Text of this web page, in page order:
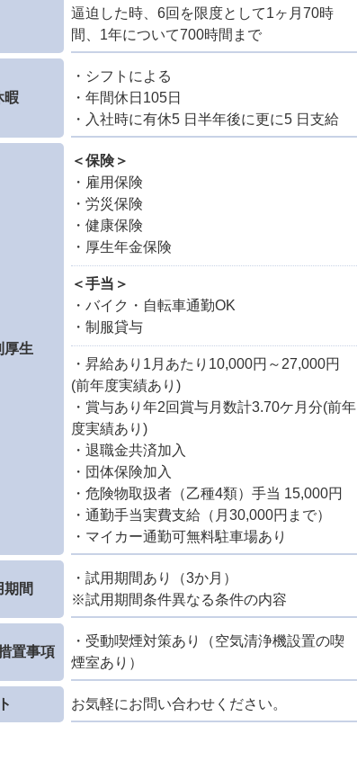
逼迫した時、6回を限度として1ヶ月70時
間、1年について700時間まで
暇
・シフトによる
・年間休日105日
・入社時に有休5 日半年後に更に5 日支給
厚生
＜保険＞
雇用保険
労災保険
健康保険
厚生年金保険
＜手当＞
バイク・自転車通勤OK
制服貸与
・昇給あり1月あたり10,000円～27,000円
(前年度実績あり)
・賞与あり年2回賞与月数計3.70ケ月分(前年
度実績あり)
・退職金共済加入
・団体保険加入
・危険物取扱者（乙種4類）手当 15,000円
・通勤手当実費支給（月30,000円まで）
・マイカー通勤可無料駐車場あり
期間
・試用期間あり（3か月）
※試用期間条件異なる条件の内容
置事項
・受動喫煙対策あり（空気清浄機設置の喫
煙室あり）
お気軽にお問い合わせください。